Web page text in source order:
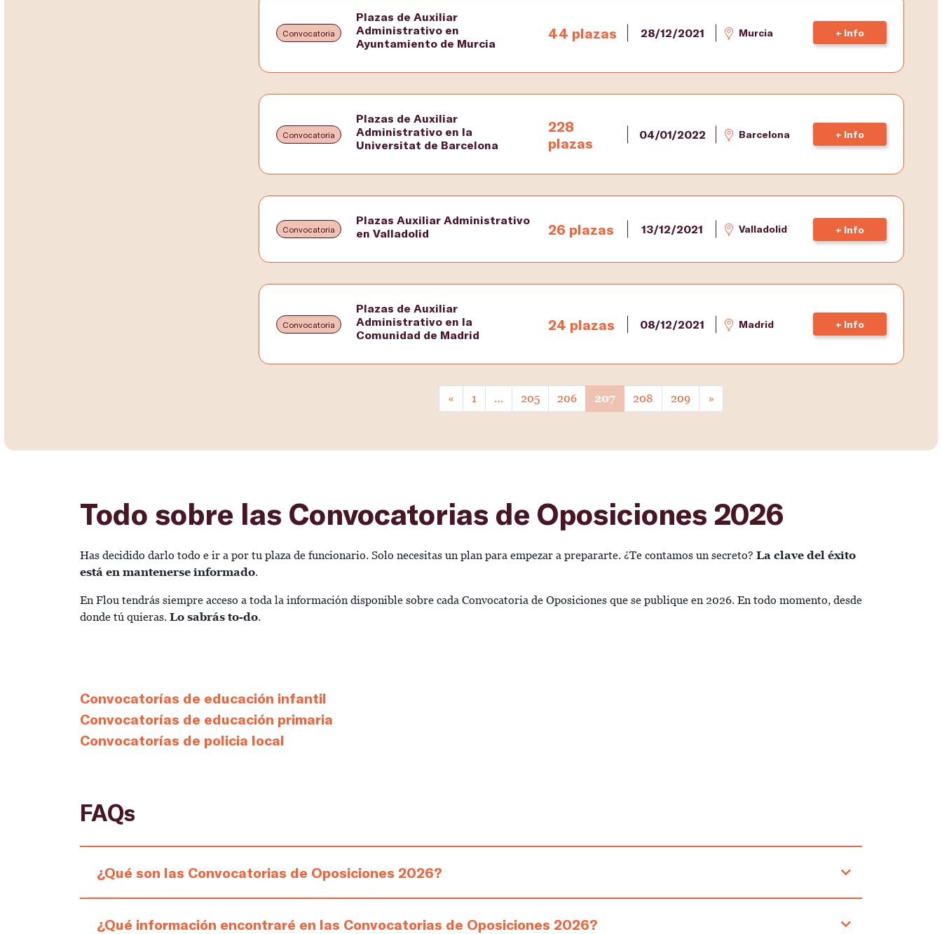
Convocatoria
Plazas de Auxiliar
Administrativo en
Ayuntamiento de Murcia
44 plazas 28/12/2021 Murcia + Info
Convocatoria
Plazas de Auxiliar
Administrativo en la
Universitat de Barcelona
228
plazas
04/01/2022 Barcelona + Info
Convocatoria
Plazas Auxiliar Administrativo
en Valladolid
26 plazas 13/12/2021 Valladolid + Info
Convocatoria
Plazas de Auxiliar
Administrativo en la
Comunidad de Madrid
24 plazas 08/12/2021 Madrid + Info
« 1 … 205 206 207 208 209 »
Todo sobre las Convocatorias de Oposiciones 2026
Has decidido darlo todo e ir a por tu plaza de funcionario. Solo necesitas un plan para empezar a prepararte. ¿Te contamos un secreto? La clave del éxito
está en mantenerse informado.
En Flou tendrás siempre acceso a toda la información disponible sobre cada Convocatoria de Oposiciones que se publique en 2026. En todo momento, desde
donde tú quieras. Lo sabrás to-do.
Convocatorías de educación infantil
Convocatorías de educación primaria
Convocatorías de policia local
FAQs
¿Qué son las Convocatorias de Oposiciones 2026?
¿Qué información encontraré en las Convocatorias de Oposiciones 2026?